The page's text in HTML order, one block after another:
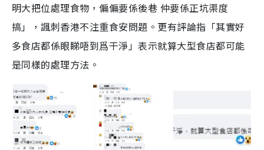
明大把位處理食物，偏偏要係後巷 仲要係正坑渠度
搞」，諷刺香港不注重食安問題。更有評論指「其實好
多食店都係眼睇唔到爲干淨」表示就算大型食店都可能
是同樣的處理方法。